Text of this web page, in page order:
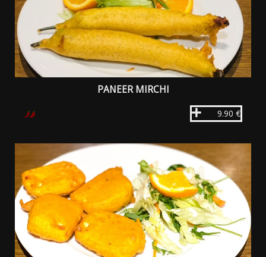
PANEER MIRCHI
9.90 €